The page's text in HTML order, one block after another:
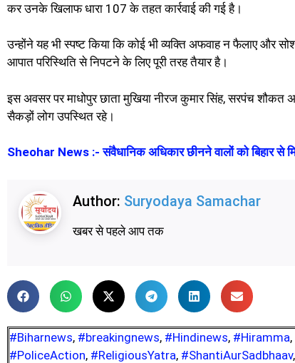
कर उनके खिलाफ धारा 107 के तहत कार्रवाई की गई है।
उन्होंने यह भी स्पष्ट किया कि कोई भी व्यक्ति अफवाह न फैलाए और
आपात परिस्थिति से निपटने के लिए पूरी तरह तैयार है।
इस अवसर पर माधोपुर छाता मुखिया नीरज कुमार सिंह, सरपंच शौकत
सैकड़ों लोग उपस्थित रहे।
Sheohar News :- संवैधानिक अधिकार छीनने वालों को बिहार से
Author: Suryodaya Samachar
खबर से पहले आप तक
#Biharnews, #breakingnews, #Hindinews, #Hiramma,
#PoliceAction, #ReligiousYatra, #ShantiAurSadbhaav,